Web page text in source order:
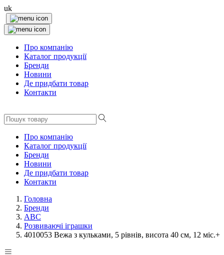
uk
Про компанію
Каталог продукції
Бренди
Новини
Де придбати товар
Контакти
Про компанію
Каталог продукції
Бренди
Новини
Де придбати товар
Контакти
Головна
Бренди
ABC
Розвиваючі іграшки
4010053 Вежа з кульками, 5 piвнiв, висота 40 см, 12 мic.+